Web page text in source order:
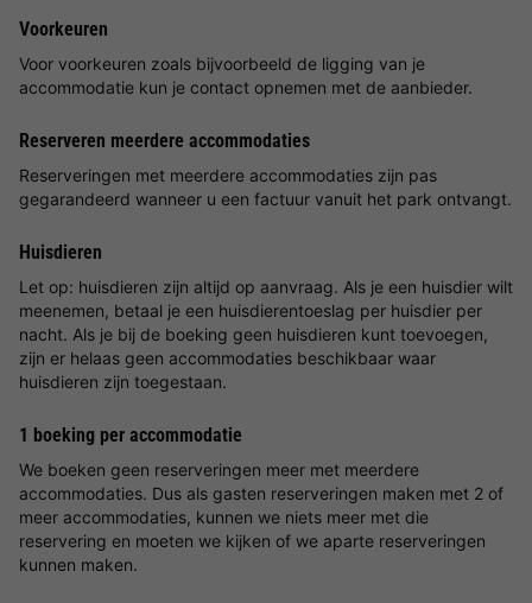
Voorkeuren
Voor voorkeuren zoals bijvoorbeeld de ligging van je
accommodatie kun je contact opnemen met de aanbieder.
Reserveren meerdere accommodaties
Reserveringen met meerdere accommodaties zijn pas
gegarandeerd wanneer u een factuur vanuit het park ontvangt.
Huisdieren
Let op: huisdieren zijn altijd op aanvraag. Als je een huisdier wilt
meenemen, betaal je een huisdierentoeslag per huisdier per
nacht. Als je bij de boeking geen huisdieren kunt toevoegen,
zijn er helaas geen accommodaties beschikbaar waar
huisdieren zijn toegestaan.
1 boeking per accommodatie
We boeken geen reserveringen meer met meerdere
accommodaties. Dus als gasten reserveringen maken met 2 of
meer accommodaties, kunnen we niets meer met die
reservering en moeten we kijken of we aparte reserveringen
kunnen maken.